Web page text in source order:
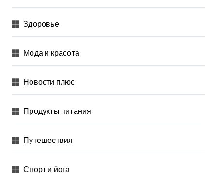
Здоровье
Мода и красота
Новости плюс
Продукты питания
Путешествия
Спорт и йога